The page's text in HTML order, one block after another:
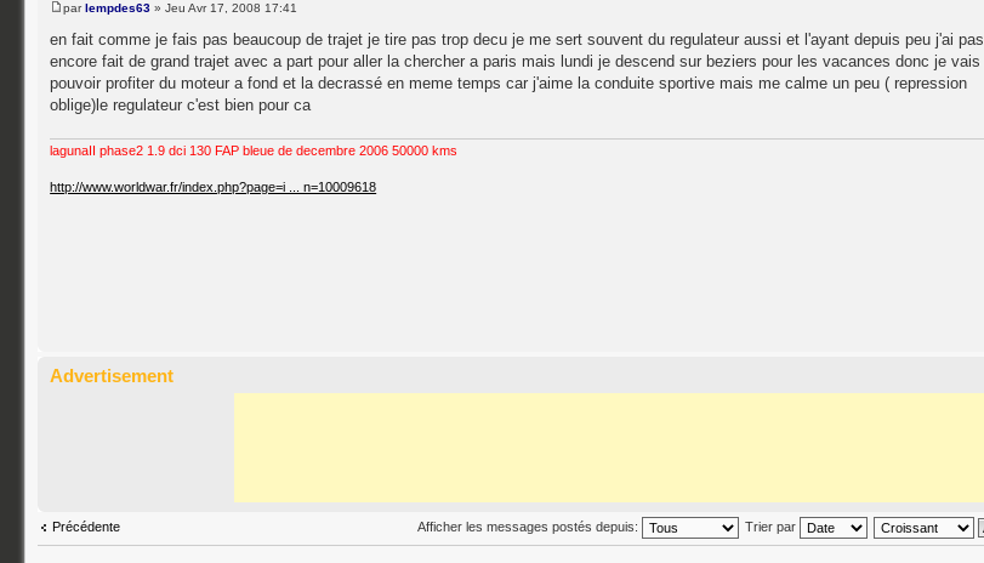
parlempdes63 » Jeu Avr 17, 2008 17:41
en fait comme je fais pas beaucoup de trajet je tire pas trop decu je me sert souvent du regulateur aussi et l'ayant depuis peu j'ai pas
encore fait de grand trajet avec a part pour aller la chercher a paris mais lundi je descend sur beziers pour les vacances donc je vais
pouvoir profiter du moteur a fond et la decrassé en meme temps car j'aime la conduite sportive mais me calme un peu ( repression
oblige)le regulateur c'est bien pour ca
lagunaII phase2 1.9 dci 130 FAP bleue de decembre 2006 50000 kms
http://www.worldwar.fr/index.php?page=i ... n=10009618
Advertisement
Précédente Afficher les messages postés depuis: Trier par